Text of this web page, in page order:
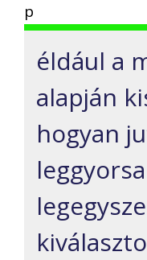
p
éldául a
alapján
hogyan